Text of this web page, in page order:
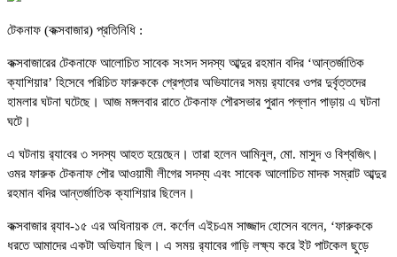
টেকনাফ (কক্সবাজার) প্রতিনিধি :
কক্সবাজারের টেকনাফে আলোচিত সাবেক সংসদ সদস্য আব্দুর রহমান বদির ‘আন্তর্জাতিক
ক্যাশিয়ার’ হিসেবে পরিচিত ফারুককে গ্রেপ্তার অভিযানের সময় র‌্যাবের ওপর দুর্বৃত্তদের
হামলার ঘটনা ঘটেছে। আজ মঙ্গলবার রাতে টেকনাফ পৌরসভার পুরান পল্লান পাড়ায় এ ঘটনা
ঘটে।
এ ঘটনায় র‌্যাবের ৩ সদস্য আহত হয়েছেন। তারা হলেন আমিনুল, মো. মাসুদ ও বিশ্বজিৎ।
ওমর ফারুক টেকনাফ পৌর আওয়ামী লীগের সদস্য এবং সাবেক আলোচিত মাদক সম্রাট আব্দুর
রহমান বদির আন্তর্জাতিক ক্যাশিয়ার ছিলেন।
কক্সবাজার র‌্যাব-১৫ এর অধিনায়ক লে. কর্ণেল এইচএম সাজ্জাদ হোসেন বলেন, ‘ফারুককে
ধরতে আমাদের একটা অভিযান ছিল। এ সময় র‌্যাবের গাড়ি লক্ষ্য করে ইট পাটকেল ছুড়ে